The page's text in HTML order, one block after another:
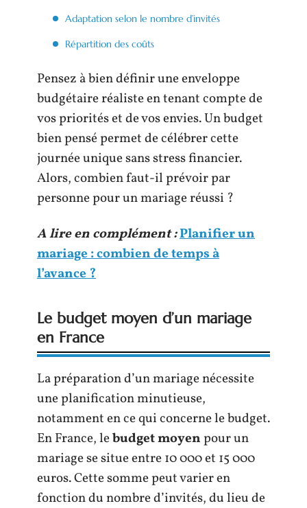
Adaptation selon le nombre d’invités
Répartition des coûts
Pensez à bien définir une enveloppe
budgétaire réaliste en tenant compte de
vos priorités et de vos envies. Un budget
bien pensé permet de célébrer cette
journée unique sans stress financier.
Alors, combien faut-il prévoir par
personne pour un mariage réussi ?
A lire en complément :Planifier un
mariage : combien de temps à
l’avance ?
Le budget moyen d’un mariage
en France
La préparation d’un mariage nécessite
une planification minutieuse,
notamment en ce qui concerne le budget.
En France, lebudget moyenpour un
mariage se situe entre 10 000 et 15 000
euros. Cette somme peut varier en
fonction du nombre d’invités, du lieu de